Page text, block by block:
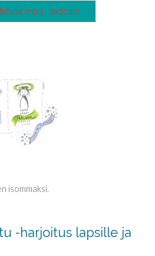
mp3 -tiedosto
isommaksi.
-harjoitus lapsille ja